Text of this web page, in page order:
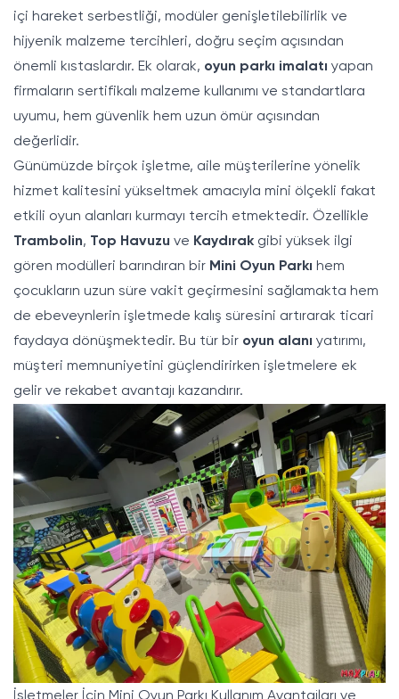
içi hareket serbestliği, modüler genişletilebilirlik ve
hijyenik malzeme tercihleri, doğru seçim açısından
önemli kıstaslardır. Ek olarak, oyun parkı imalatı yapan
firmaların sertifikalı malzeme kullanımı ve standartlara
uyumu, hem güvenlik hem uzun ömür açısından
değerlidir.
Günümüzde birçok işletme, aile müşterilerine yönelik
hizmet kalitesini yükseltmek amacıyla mini ölçekli fakat
etkili oyun alanları kurmayı tercih etmektedir. Özellikle
Trambolin, Top Havuzu ve Kaydırak gibi yüksek ilgi
gören modülleri barındıran bir Mini Oyun Parkı hem
çocukların uzun süre vakit geçirmesini sağlamakta hem
de ebeveynlerin işletmede kalış süresini artırarak ticari
faydaya dönüşmektedir. Bu tür bir oyun alanı yatırımı,
müşteri memnuniyetini güçlendirirken işletmelere ek
gelir ve rekabet avantajı kazandırır.
İşletmeler İçin Mini Oyun Parkı Kullanım Avantajları ve